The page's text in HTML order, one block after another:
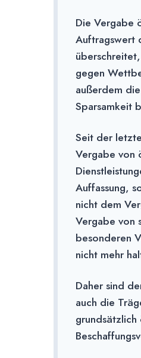
Die Vergabe
Auftragswert
gegen
außerdem
Sparsamkeit
Seit der
Vergabe von
Auffassung,
nicht dem
Vergabe von
besonderen
nicht mehr
Daher sind
auch die
grundsätzlich